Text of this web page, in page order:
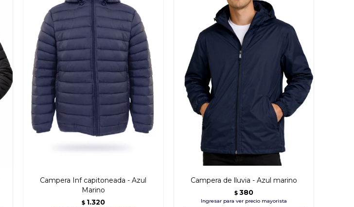
Campera Inf capitoneada - Azul
Marino
$ 1.320
Campera de lluvia - Azul marino
$ 380